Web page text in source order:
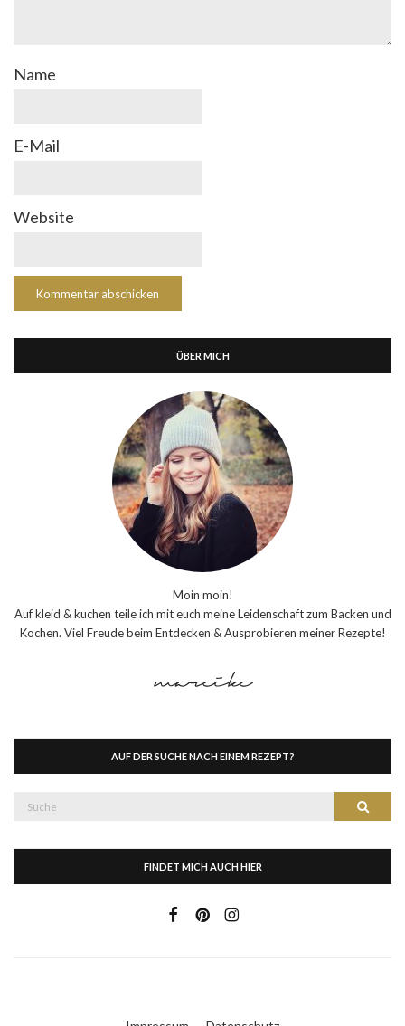
Name
E-Mail
Website
ÜBER MICH
Moin moin!
Auf kleid & kuchen teile ich mit euch meine Leidenschaft zum Backen und
Kochen. Viel Freude beim Entdecken & Ausprobieren meiner Rezepte!
AUF DER SUCHE NACH EINEM REZEPT?
Suche
FINDET MICH AUCH HIER